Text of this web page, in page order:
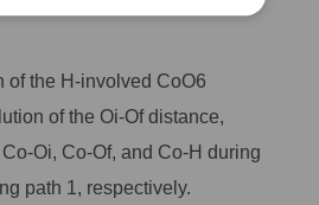
of the H-involved CoO6
of the Oi-Of distance,
Oi, Co-Of, and Co-H during
path 1, respectively.